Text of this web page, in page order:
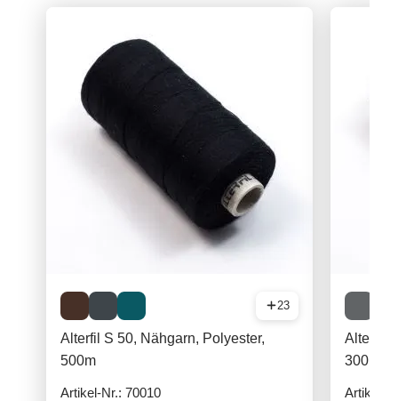
23
Alterfil S 50, Nähgarn, Polyester,
500m
Artikel-Nr.: 70010
Alterfil
300m
Artikel-